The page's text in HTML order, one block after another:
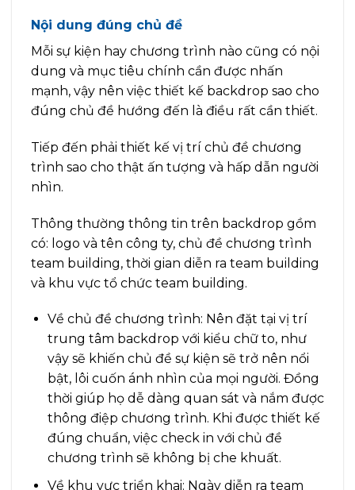
Nội dung đúng chủ đề
Mỗi sự kiện hay chương trình nào cũng có nội
dung và mục tiêu chính cần được nhấn
mạnh, vậy nên việc thiết kế backdrop sao cho
đúng chủ đề hướng đến là điều rất cần thiết.
Tiếp đến phải thiết kế vị trí chủ đề chương
trình sao cho thật ấn tượng và hấp dẫn người
nhìn.
Thông thường thông tin trên backdrop gồm
có: logo và tên công ty, chủ đề chương trình
team building, thời gian diễn ra team building
và khu vực tổ chức team building.
Về chủ đề chương trình: Nên đặt tại vị trí
trung tâm backdrop với kiểu chữ to, như
vậy sẽ khiến chủ đề sự kiện sẽ trở nên nổi
bật, lôi cuốn ánh nhìn của mọi người. Đồng
thời giúp họ dễ dàng quan sát và nắm được
thông điệp chương trình. Khi được thiết kế
đúng chuẩn, việc check in với chủ đề
chương trình sẽ không bị che khuất.
Về khu vực triển khai: Ngày diễn ra team